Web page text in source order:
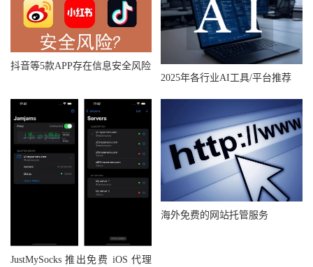
抖音等5款APP存在信息安全风险
2025年各行业AI工具/平台推荐
JustMySocks 推出免费 iOS 代理
海外免费的网站托管服务